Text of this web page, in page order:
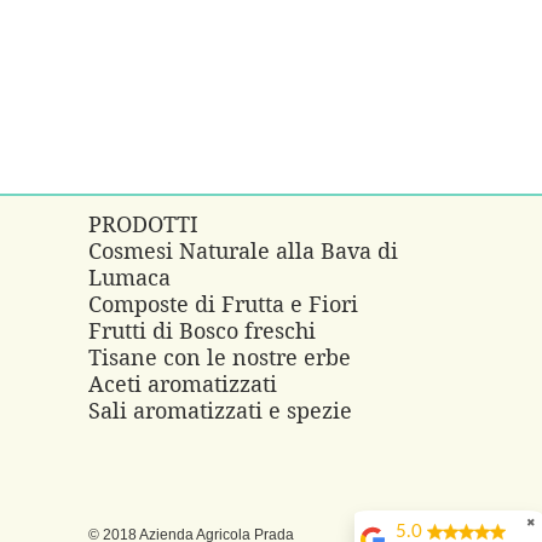
PRODOTTI
Cosmesi Naturale alla Bava di
Lumaca
Composte di Frutta e Fiori
Frutti di Bosco freschi
Tisane con le nostre erbe
Aceti aromatizzati
Sali aromatizzati e spezie
© 2018 Azienda Agricola Prada
✖
5.0